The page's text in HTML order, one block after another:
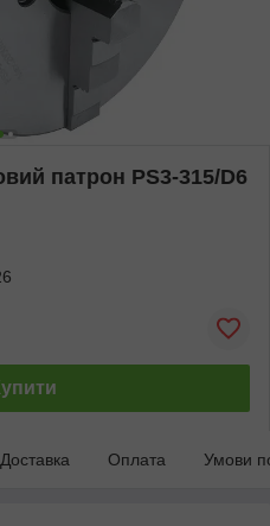
патрон PS3-315/D6
Доставка Оплата Умови